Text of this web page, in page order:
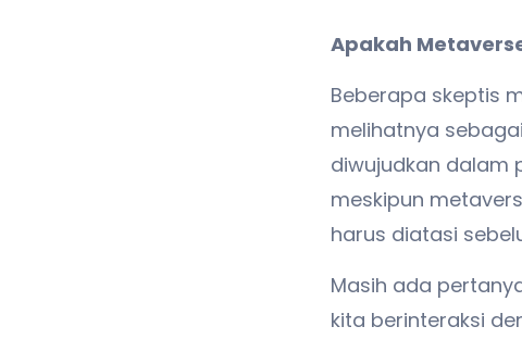
Apakah
Beberapa skeptis
melihatnya
diwujudkan dalam
meskipun
harus diatasi
Masih ada
kita berinteraksi